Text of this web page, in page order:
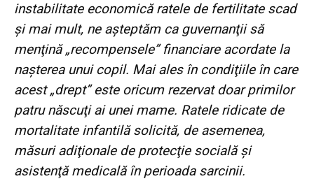
instabilitate economică ratele de fertilitate scad
şi mai mult, ne aşteptăm ca guvernanţii să
menţină „recompensele” financiare acordate la
naşterea unui copil. Mai ales în condiţiile în care
acest „drept” este oricum rezervat doar primilor
patru născuţi ai unei mame. Ratele ridicate de
mortalitate infantilă solicită, de asemenea,
măsuri adiţionale de protecţie socială şi
asistenţă medicală în perioada sarcinii.